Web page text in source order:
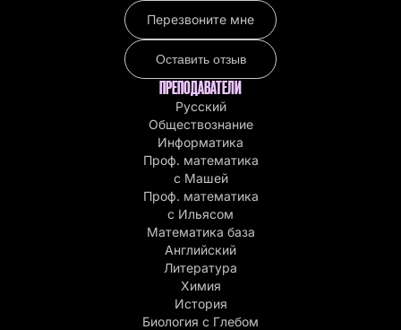
Перезвоните мне
Оставить отзыв
ПРЕПОДАВАТЕЛИ
Русский
Обществознание
Информатика
Проф. математика
с Машей
Проф. математика
c Ильясом
Математика база
Английский
Литература
Химия
История
Биология с Глебом